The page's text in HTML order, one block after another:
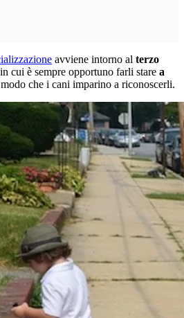
avviene intorno al terzo
cui è sempre opportuno farli stare a
che i cani imparino a riconoscerli.